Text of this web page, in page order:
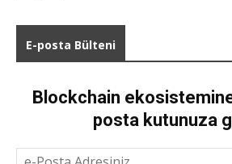
E-posta Bülteni
Blockchain
posta kutunuza